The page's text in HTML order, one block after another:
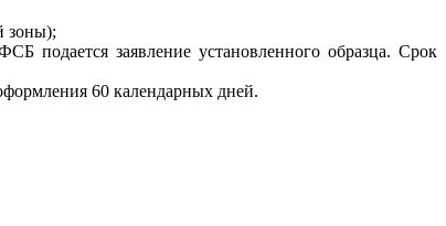
зоны);
подается заявление установленного образца. Срок
60 календарных дней.